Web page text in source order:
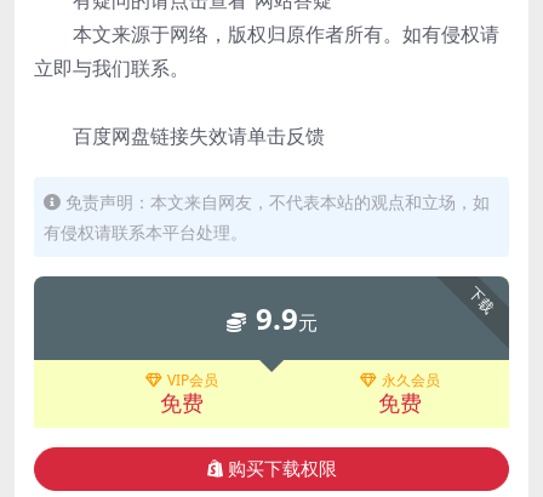
本文来源于网络，版权归原作者所有。如有侵权请
立即与我们联系。
百度网盘链接失效请单击反馈
免责声明：本文来自网友，不代表本站的观点和立场，如
有侵权请联系本平台处理。
下载
9.9元
VIP会员
免费
永久会员
免费
购买下载权限